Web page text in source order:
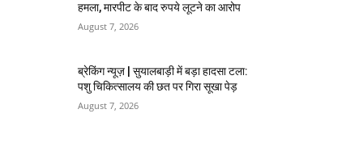
हमला, मारपीट के बाद रुपये लूटने का आरोप
August 7, 2026
ब्रेकिंग न्यूज़ | सुयालबाड़ी में बड़ा हादसा टला:
पशु चिकित्सालय की छत पर गिरा सूखा पेड़
August 7, 2026